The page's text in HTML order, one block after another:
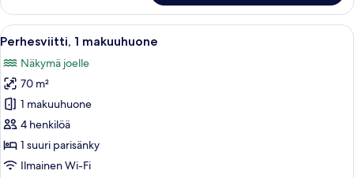
1
parisänky,
jokinäköala
Avaa
kaikki
huonetyypin
Perhesviitti,
makuuhuone
kuvat
Huoneessa on suuri ikkuna, josta
12
Perhesviitti, 1 makuuhuone
Näkymä joelle
70 m²
1 makuuhuone
4 henkilöä
1 suuri parisänky
Ilmainen Wi-Fi